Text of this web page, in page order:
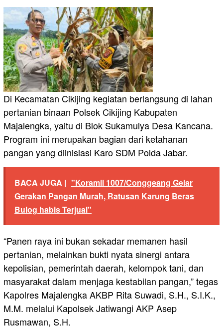
Di Kecamatan Cikijing kegiatan berlangsung di lahan
pertanian binaan Polsek Cikijing Kabupaten
Majalengka, yaitu di Blok Sukamulya Desa Kancana.
Program ini merupakan bagian dari ketahanan
pangan yang diinisiasi Karo SDM Polda Jabar.
BACA JUGA | "Koramil 1007/Conggeang Gelar
Gerakan Pangan Murah, Ratusan Karung Beras
Bulog habis Terjual"
“Panen raya ini bukan sekadar memanen hasil
pertanian, melainkan bukti nyata sinergi antara
kepolisian, pemerintah daerah, kelompok tani, dan
masyarakat dalam menjaga kestabilan pangan,” tegas
Kapolres Majalengka AKBP Rita Suwadi, S.H., S.I.K.,
M.M. melalui Kapolsek Jatiwangi AKP Asep
Rusmawan, S.H.